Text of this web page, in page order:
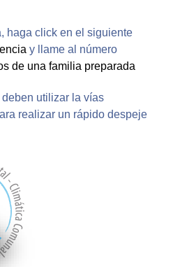
haga click en el siguiente
y llame al número
de una familia preparada
utilizar la vías
realizar un rápido despeje